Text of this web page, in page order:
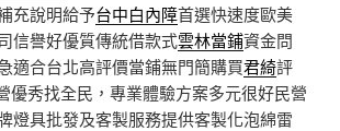
充說明給予台中白內障首選快速度歐美
信譽好優質傳統借款式雲林當鋪資金問
適合台北高評價當鋪無門簡購買君綺評
優秀找全民，專業體驗方案多元很好民營
燈具批發及客製服務提供客製化泡綿雷